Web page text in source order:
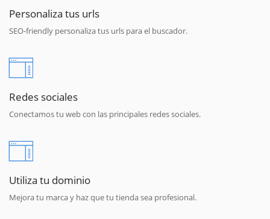
Personaliza tus urls
SEO-friendly personaliza tus urls para el buscador.
Redes sociales
Conectamos tu web con las principales redes sociales.
Utiliza tu dominio
Mejora tu marca y haz que tu tienda sea profesional.